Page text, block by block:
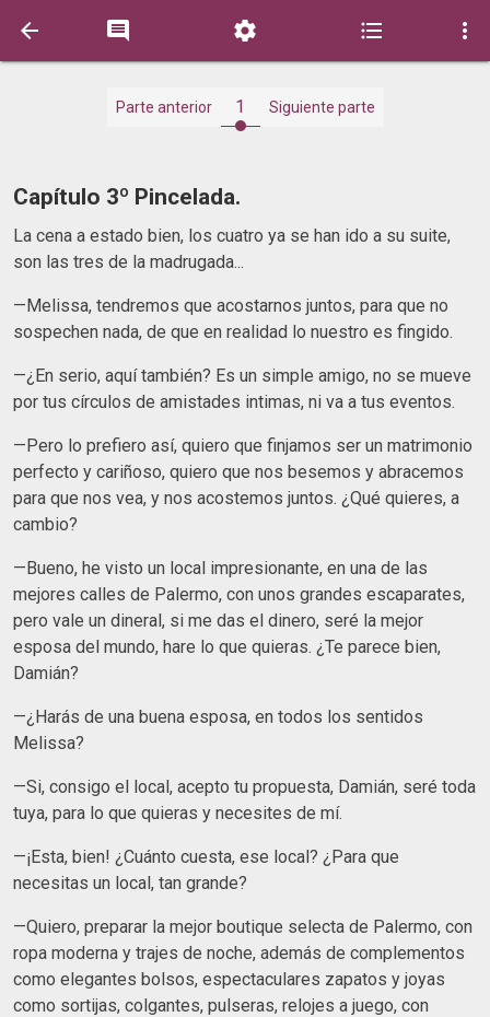
    
Parte anterior 1 Siguiente parte
Capítulo 3º Pincelada.
La cena a estado bien, los cuatro ya se han ido a su suite,
son las tres de la madrugada...
—Melissa, tendremos que acostarnos juntos, para que no
sospechen nada, de que en realidad lo nuestro es fingido.
—¿En serio, aquí también? Es un simple amigo, no se mueve
por tus círculos de amistades intimas, ni va a tus eventos.
—Pero lo prefiero así, quiero que finjamos ser un matrimonio
perfecto y cariñoso, quiero que nos besemos y abracemos
para que nos vea, y nos acostemos juntos. ¿Qué quieres, a
cambio?
—Bueno, he visto un local impresionante, en una de las
mejores calles de Palermo, con unos grandes escaparates,
pero vale un dineral, si me das el dinero, seré la mejor
esposa del mundo, hare lo que quieras. ¿Te parece bien,
Damián?
—¿Harás de una buena esposa, en todos los sentidos
Melissa?
—Si, consigo el local, acepto tu propuesta, Damián, seré toda
tuya, para lo que quieras y necesites de mí.
—¡Esta, bien! ¿Cuánto cuesta, ese local? ¿Para que
necesitas un local, tan grande?
—Quiero, preparar la mejor boutique selecta de Palermo, con
ropa moderna y trajes de noche, además de complementos
como elegantes bolsos, espectaculares zapatos y joyas
como sortijas, colgantes, pulseras, relojes a juego, con